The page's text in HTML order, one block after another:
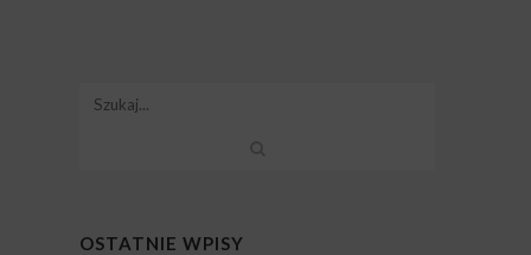
OSTATNIE WPISY